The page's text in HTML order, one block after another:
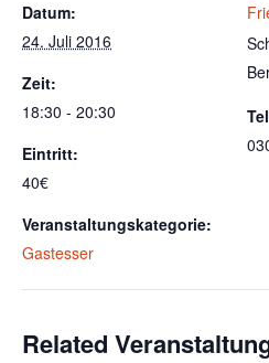
Datum:
24. Juli 2016
Zeit:
18:30 - 20:30
Eintritt:
40€
Veranstaltungskategorie:
Gastesser
Related